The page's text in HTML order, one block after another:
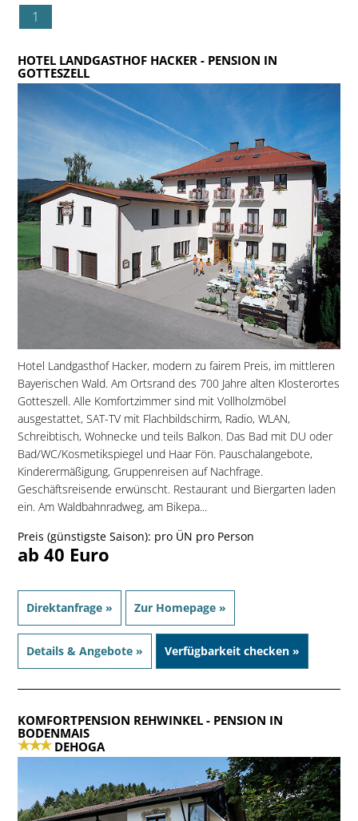
1
HOTEL LANDGASTHOF HACKER - PENSION IN
GOTTESZELL
Hotel Landgasthof Hacker, modern zu fairem Preis, im mittleren
Bayerischen Wald. Am Ortsrand des 700 Jahre alten Klosterortes
Gotteszell. Alle Komfortzimmer sind mit Vollholzmöbel
ausgestattet, SAT-TV mit Flachbildschirm, Radio, WLAN,
Schreibtisch, Wohnecke und teils Balkon. Das Bad mit DU oder
Bad/WC/Kosmetikspiegel und Haar Fön. Pauschalangebote,
Kinderermäßigung, Gruppenreisen auf Nachfrage.
Geschäftsreisende erwünscht. Restaurant und Biergarten laden
ein. Am Waldbahnradweg, am Bikepa...
Preis (günstigste Saison): pro ÜN pro Person
ab 40 Euro
Direktanfrage » Zur Homepage »
Details & Angebote » Verfügbarkeit checken »
KOMFORTPENSION REHWINKEL- PENSION IN
BODENMAIS
DEHOGA